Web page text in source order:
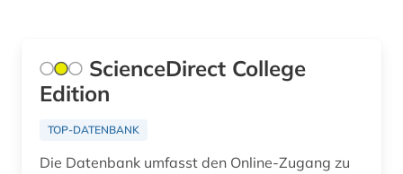
datentechnik (1)
Moldawien (1)
ScienceDirect College
Edition
TOP-DATENBANK
Die Datenbank umfasst den Online-Zugang zu